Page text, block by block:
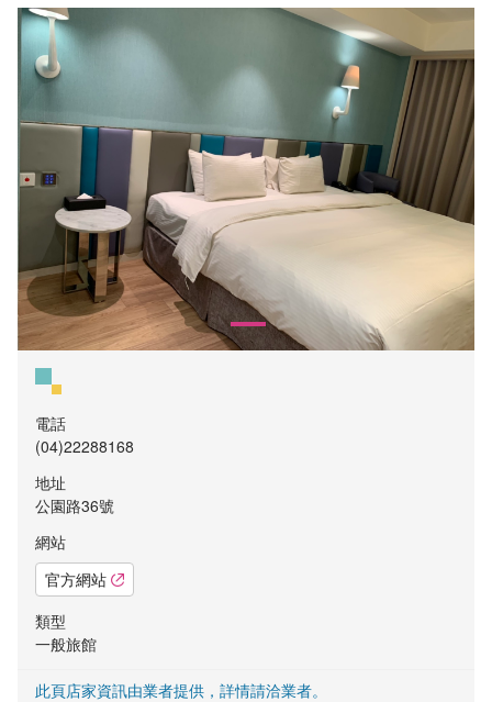
電話
(04)22288168
地址
公園路36號
網站
官方網站
類型
一般旅館
此頁店家資訊由業者提供，詳情請洽業者。